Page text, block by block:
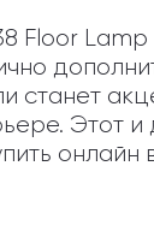
Floor
станет
Этот и
онлайн